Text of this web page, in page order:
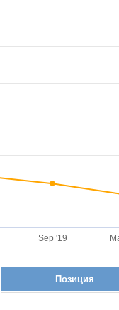
Sep '19
Позиция